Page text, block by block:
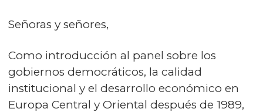
Señoras y señores,
Como introducción al panel sobre los
gobiernos democráticos, la calidad
institucional y el desarrollo económico en
Europa Central y Oriental después de 1989,